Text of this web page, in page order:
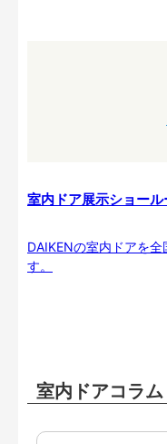
室内ドア展示ショール
DAIKENの室内ドアを
す。
室内ドアコラム